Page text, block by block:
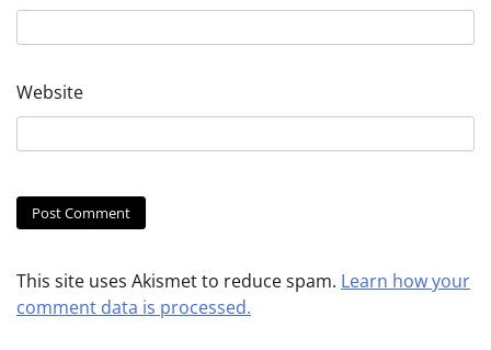
Website
This site uses Akismet to reduce spam. Learn how your
comment data is processed.